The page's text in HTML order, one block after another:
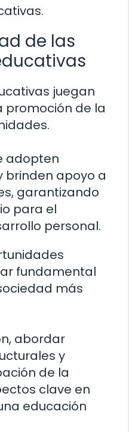
de las
juegan
promoción de la
adopten
brinden apoyo a
garantizando
para el
personal.
fundamental
más
abordar
y
de la
clave en
educación